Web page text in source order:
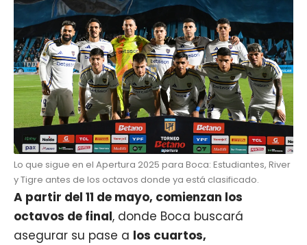
Lo que sigue en el Apertura 2025 para Boca: Estudiantes, River
y Tigre antes de los octavos donde ya está clasificado.
A partir del 11 de mayo, comienzan los
octavos de final, donde Boca buscará
asegurar su pase a los cuartos,